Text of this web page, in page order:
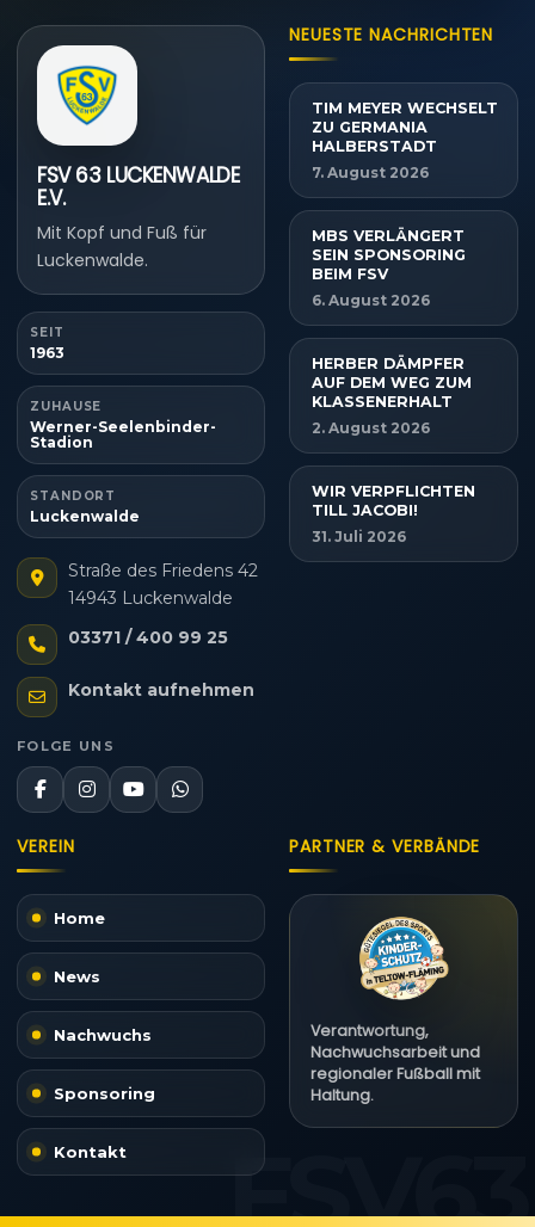
FSV 63 LUCKENWALDE
E.V.
Mit Kopf und Fuß für
Luckenwalde.
SEIT
1963
ZUHAUSE
Werner-Seelenbinder-
Stadion
STANDORT
Luckenwalde
Straße des Friedens 42
14943 Luckenwalde
03371 / 400 99 25
Kontakt aufnehmen
FOLGE UNS
NEUESTE NACHRICHTEN
TIM MEYER WECHSELT
ZU GERMANIA
HALBERSTADT
7. August 2026
MBS VERLÄNGERT
SEIN SPONSORING
BEIM FSV
6. August 2026
HERBER DÄMPFER
AUF DEM WEG ZUM
KLASSENERHALT
2. August 2026
WIR VERPFLICHTEN
TILL JACOBI!
31. Juli 2026
VEREIN
Home
News
Nachwuchs
Sponsoring
Kontakt
PARTNER & VERBÄNDE
Verantwortung,
Nachwuchsarbeit und
regionaler Fußball mit
Haltung.